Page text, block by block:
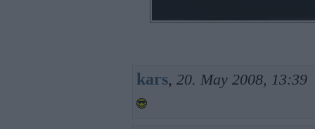
kars, 20. May 2008, 13:39